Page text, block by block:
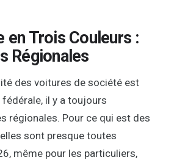
en Trois Couleurs :
Régionales
des voitures de société est
il y a toujours
régionales. Pour ce qui est des
elles sont presque toutes
même pour les particuliers,